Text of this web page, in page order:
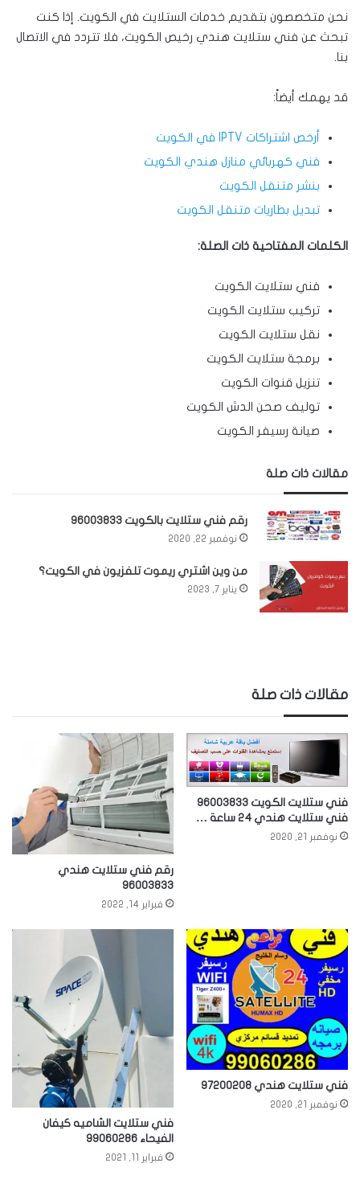
نحن متخصصون بتقديم خدمات الستلايت في الكويت. إذا كنت
تبحث عن فني ستلايت هندي رخيص الكويت، فلا تتردد في الاتصال
بنا.
قد يهمك أيضاً:
أرخص اشتراكات IPTV في الكويت
فني كهربائي منازل هندي الكويت
بنشر متنقل الكويت
تبديل بطاريات متنقل الكويت
الكلمات المفتاحية ذات الصلة:
فني ستلايت الكويت
تركيب ستلايت الكويت
نقل ستلايت الكويت
برمجة ستلايت الكويت
تنزيل قنوات الكويت
توليف صحن الدش الكويت
صيانة رسيفر الكويت
مقالات ذات صلة
رقم فني ستلايت بالكويت 96003833
نوفمبر 22, 2020
من وين اشتري ريموت تلفزيون في الكويت؟
يناير 7, 2023
مقالات ذات صلة
فني ستلايت الكويت 96003833
فني ستلايت هندي 24 ساعة …
نوفمبر 21, 2020
رقم فني ستلايت هندي
96003833
فبراير 14, 2022
فني ستلايت هندي 97200208
نوفمبر 21, 2020
فني ستلايت الشاميه كيفان
الفيحاء 99060286
فبراير 11, 2021